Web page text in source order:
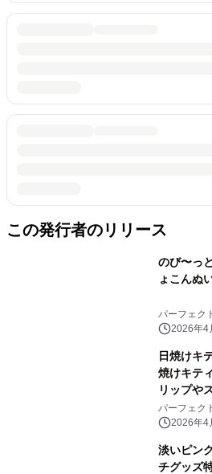
この発行者のリリース
のび〜っ
ょこんぬ
パーフェク
2026年4
日焼けキ
焼けキテ
リップや
レトロ感
パーフェク
2026年4
淡いピン
チグッズ